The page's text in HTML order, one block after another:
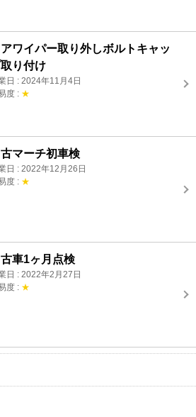
アワイパー取り外しボルトキャッ
り付け
日 : 2024年11月4日
度 : ★
マーチ初車検
日 : 2022年12月26日
度 : ★
車1ヶ月点検
日 : 2022年2月27日
度 : ★